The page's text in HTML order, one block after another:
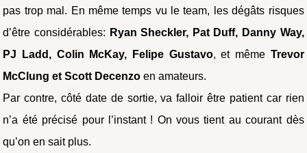
pas trop mal. En même temps vu le team, les dégâts risques
d’être considérables: Ryan Sheckler, Pat Duff, Danny Way,
PJ Ladd, Colin McKay, Felipe Gustavo, et même Trevor
McClung et Scott Decenzo en amateurs.
Par contre, côté date de sortie, va falloir être patient car rien
n’a été précisé pour l’instant ! On vous tient au courant dès
qu’on en sait plus.